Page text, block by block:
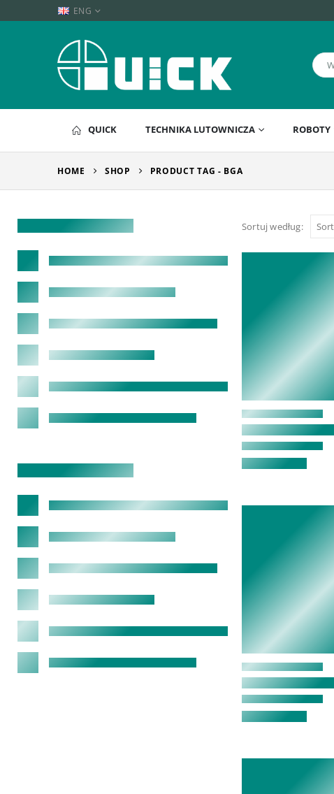
ENG
QUICK TECHNIKA LUTOWNICZA ROBOTY
HOME SHOP PRODUCT TAG - BGA
Sortuj według: